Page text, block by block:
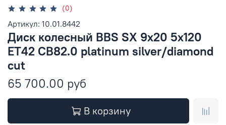
(0)
Артикул: 10.01.8442
Диск колесный BBS SX 9x20 5x120
ET42 CB82.0 platinum silver/diamond
cut
65 700.00 руб
В корзину